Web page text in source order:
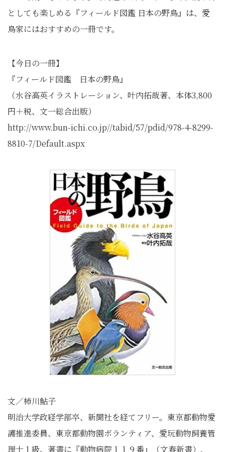
としても楽しめる『フィールド図鑑 日本の野鳥』は、愛
鳥家にはおすすめの一冊です。
【今日の一冊】
『フィールド図鑑 日本の野鳥』
（水谷高英イラストレーション、叶内拓哉著、本体3,800
円＋税、文一総合出版）
http://www.bun-ichi.co.jp//tabid/57/pdid/978-4-8299-
8810-7/Default.aspx
文／柿川鮎子
明治大学政経学部卒、新聞社を経てフリー。東京都動物愛
護推進委員、東京都動物園ボランティア、愛玩動物飼養管
理士１級。著書に『動物病院１１９番』（文春新書）、